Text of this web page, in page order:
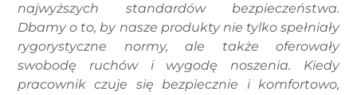
najwyższych standardów bezpieczeństwa.
Dbamy o to, by nasze produkty nie tylko spełniały
rygorystyczne normy, ale także oferowały
swobodę ruchów i wygodę noszenia. Kiedy
pracownik czuje się bezpiecznie i komfortowo,